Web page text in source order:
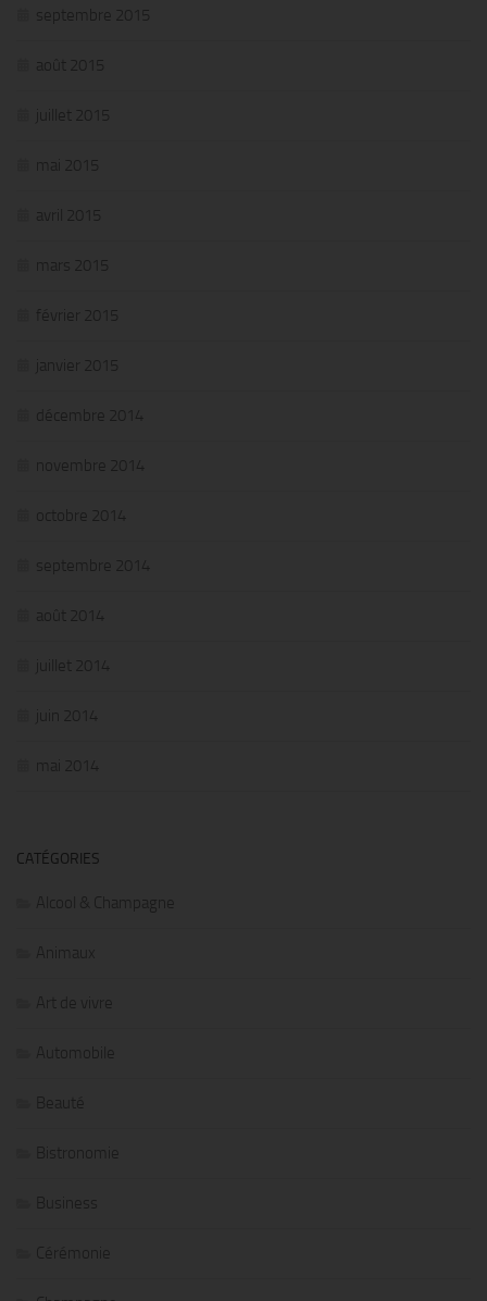
septembre 2015
août 2015
juillet 2015
mai 2015
avril 2015
mars 2015
février 2015
janvier 2015
décembre 2014
novembre 2014
octobre 2014
septembre 2014
août 2014
juillet 2014
juin 2014
mai 2014
CATÉGORIES
Alcool & Champagne
Animaux
Art de vivre
Automobile
Beauté
Bistronomie
Business
Cérémonie